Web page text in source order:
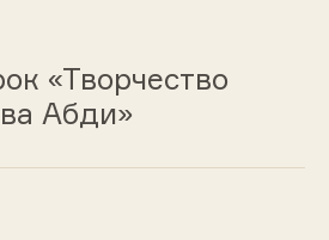
«Творчество
Абди»